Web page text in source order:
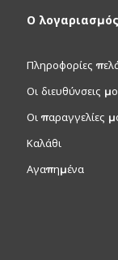
Ο
Πληροφορίες
Οι διευθύνσεις
Οι παραγγελίες
Καλάθι
Αγαπημένα